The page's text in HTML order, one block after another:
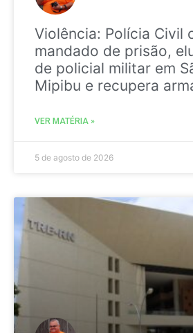
Violência: Polícia Civil
mandado de prisão,
de policial militar em
Mipibu e recupera
VER MATÉRIA »
5 de agosto de 2026